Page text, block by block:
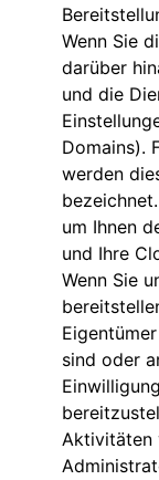
Wenn Sie
darüber
und die
Domains).
werden
um Ihnen
und Ihre
Wenn Sie
sind oder
Aktivitäten